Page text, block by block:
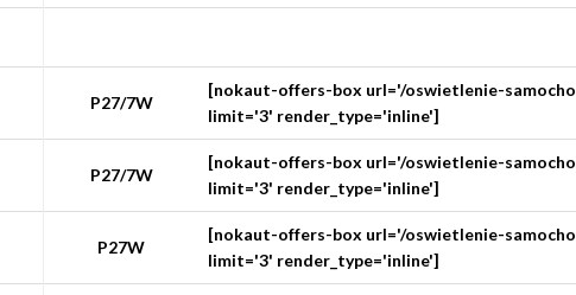
P27/7W
[nokaut-offers-box url='/oswietlenie-
limit='3' render_type='inline']
P27/7W
[nokaut-offers-box url='/oswietlenie-
limit='3' render_type='inline']
P27W
[nokaut-offers-box url='/oswietlenie-
limit='3' render_type='inline']